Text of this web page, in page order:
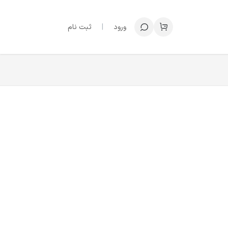
ورود | ثبت نام